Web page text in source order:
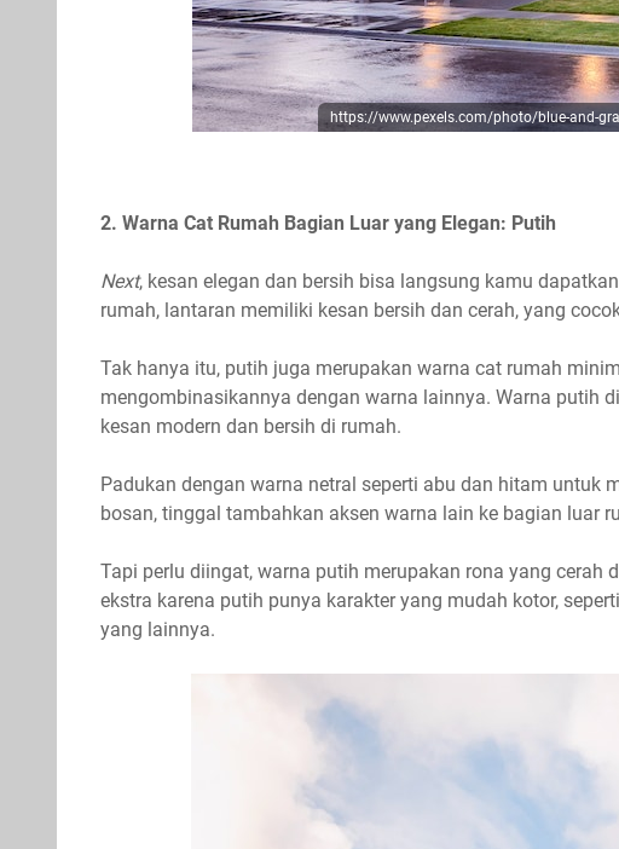
https://www.pexels.com/photo/blue-and-
2. Warna Cat Rumah Bagian Luar yang Elegan: Putih
Next, kesan elegan dan bersih bisa langsung kamu
rumah, lantaran memiliki kesan bersih dan cerah, yang
Tak hanya itu, putih juga merupakan warna cat rumah
mengombinasikannya dengan warna lainnya. Warna putih
kesan modern dan bersih di rumah.
Padukan dengan warna netral seperti abu dan hitam untuk
bosan, tinggal tambahkan aksen warna lain ke bagian luar
Tapi perlu diingat, warna putih merupakan rona yang cerah
ekstra karena putih punya karakter yang mudah kotor,
yang lainnya.